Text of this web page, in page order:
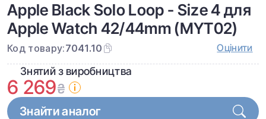
Apple Black Solo Loop - Size 4 для
Apple Watch 42/44mm (MYT02)
Код товару:7041.10 Оцінити
Знятий з виробництва
6 269₴
Знайти аналог